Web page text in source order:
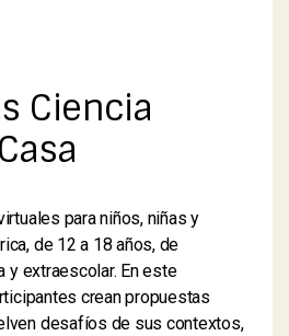
Ciencia
para niños, niñas y
de 12 a 18 años, de
y extraescolar. En este
crean propuestas
desafíos de sus contextos,